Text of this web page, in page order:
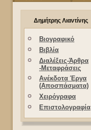
Δημήτρης Λιαντίνης
Βιογραφικό
Βιβλία
Διαλέξεις-Άρθρα
-Μεταφράσεις
Ανέκδοτα Έργα
(Αποσπάσματα)
Χειρόγραφα
Επιστολογραφία